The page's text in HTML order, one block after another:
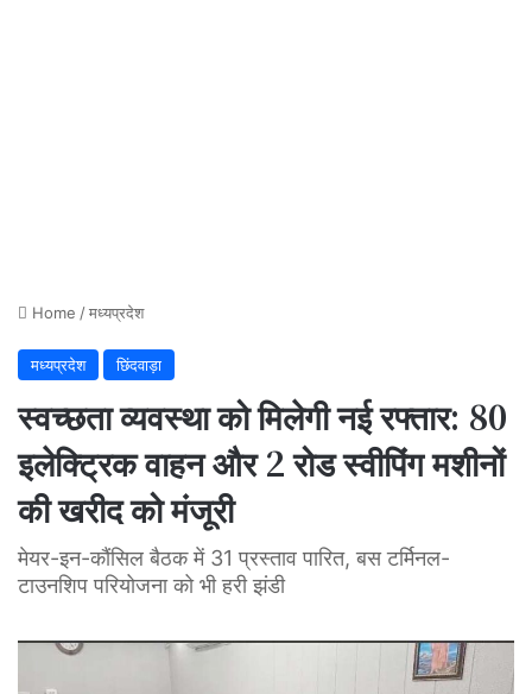
Home /मध्यप्रदेश
मध्यप्रदेश छिंदवाड़ा
स्वच्छता व्यवस्था को मिलेगी नई रफ्तार: 80
इलेक्ट्रिक वाहन और 2 रोड स्वीपिंग मशीनों
की खरीद को मंजूरी
मेयर-इन-कौंसिल बैठक में 31 प्रस्ताव पारित, बस टर्मिनल-
टाउनशिप परियोजना को भी हरी झंडी